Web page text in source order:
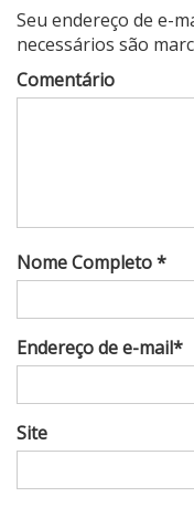
Seu endereço de e-
necessários são
Comentário
Nome Completo *
Endereço de e-mail*
Site